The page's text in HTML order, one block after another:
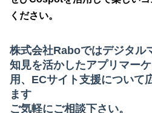
ください。